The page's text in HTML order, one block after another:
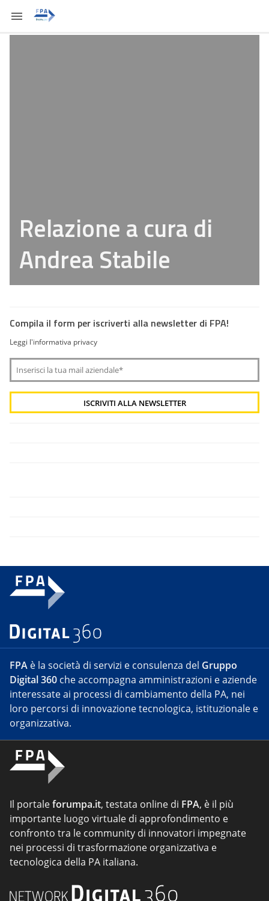
Relazione a cura di
Andrea Stabile
Compila il form per iscriverti alla newsletter di FPA!
Leggi l'informativa privacy
FPA è la società di servizi e consulenza del Gruppo
Digital 360 che accompagna amministrazioni e aziende
interessate ai processi di cambiamento della PA, nei
loro percorsi di innovazione tecnologica, istituzionale e
organizzativa.
Il portaleforumpa.it, testata online di FPA, è il più
importante luogo virtuale di approfondimento e
confronto tra le community di innovatori impegnate
nei processi di trasformazione organizzativa e
tecnologica della PA italiana.